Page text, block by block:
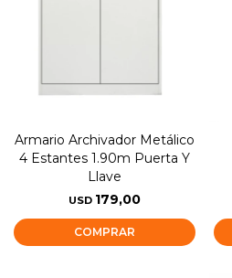
Armario Archivador Metálico
4 Estantes 1.90m Puerta Y
Llave
USD 179,00